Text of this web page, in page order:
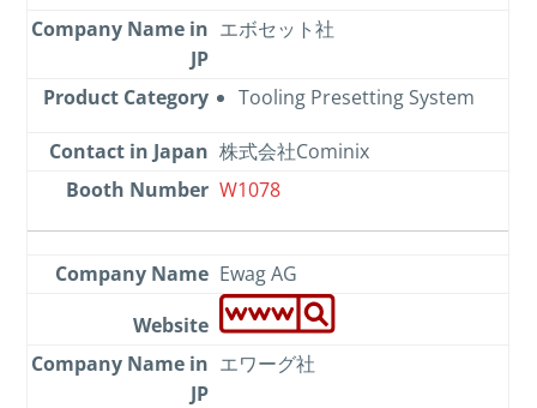
エボセット社
Tooling Presetting System
株式会社Cominix
W1078
Ewag AG
エワーグ社